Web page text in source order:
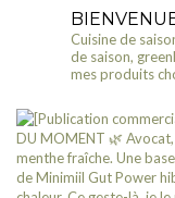
Cuisine de
de saison,
mes produits